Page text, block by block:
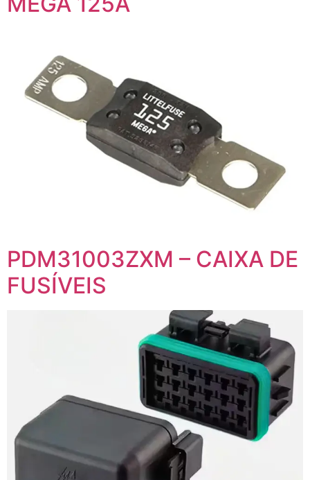
PDM31003ZXM – CAIXA DE
FUSÍVEIS